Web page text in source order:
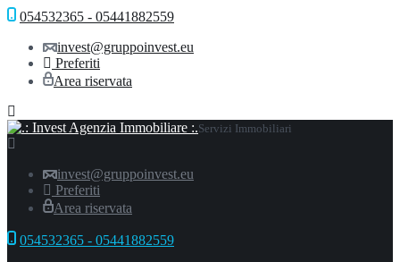
054532365 - 05441882559
invest@gruppoinvest.eu
Preferiti
Area riservata
Servizi Immobiliari
invest@gruppoinvest.eu
Preferiti
Area riservata
054532365 - 05441882559